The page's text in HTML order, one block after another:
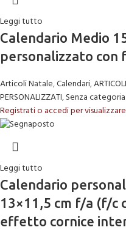
Leggi tutto
Calendario Medio
personalizzato con
Articoli Natale,Calendari,
PERSONALIZZATI,Senza categoria
Registrati o accedi per
Leggi tutto
Calendario
13×11,5 cm f/a (f/c
effetto cornice